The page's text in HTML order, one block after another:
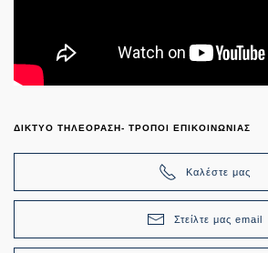
ΔΙΚΤΥΟ ΤΗΛΕΟΡΑΣΗ- ΤΡΟΠΟΙ ΕΠΙΚΟΙΝΩΝΙΑΣ
Καλέστε μας
Στείλτε μας email